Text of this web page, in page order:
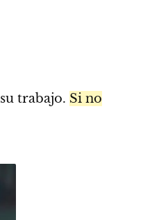
trabajo. Si no